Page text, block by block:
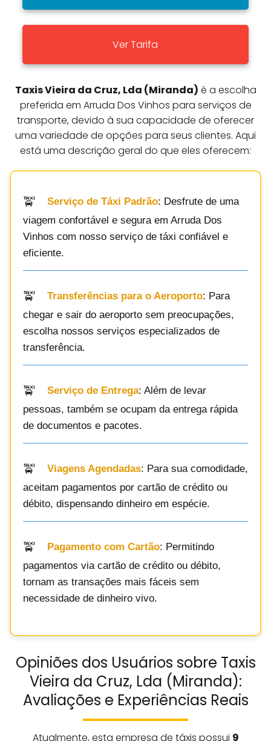
Ver Tarifa
Taxis Vieira da Cruz, Lda (Miranda) é a escolha
preferida em Arruda Dos Vinhos para serviços de
transporte, devido à sua capacidade de oferecer
uma variedade de opções para seus clientes. Aqui
está uma descrição geral do que eles oferecem:
Serviço de Táxi Padrão: Desfrute de uma
viagem confortável e segura em Arruda Dos
Vinhos com nosso serviço de táxi confiável e
eficiente.
Transferências para o Aeroporto: Para
chegar e sair do aeroporto sem preocupações,
escolha nossos serviços especializados de
transferência.
Serviço de Entrega: Além de levar
pessoas, também se ocupam da entrega rápida
de documentos e pacotes.
Viagens Agendadas: Para sua comodidade,
aceitam pagamentos por cartão de crédito ou
débito, dispensando dinheiro em espécie.
Pagamento com Cartão: Permitindo
pagamentos via cartão de crédito ou débito,
tornam as transações mais fáceis sem
necessidade de dinheiro vivo.
Opiniões dos Usuários sobre Taxis
Vieira da Cruz, Lda (Miranda):
Avaliações e Experiências Reais
Atualmente, esta empresa de táxis possui 9